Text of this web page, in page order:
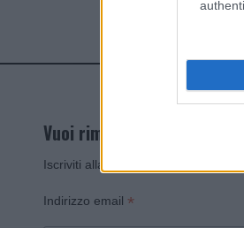
Vuoi rimanere sempre
Iscriviti alla newsletter di Gallura
Indirizzo email *